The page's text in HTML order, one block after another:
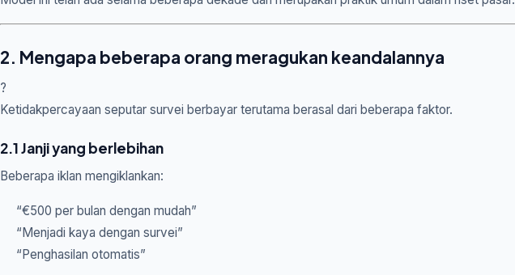
2. Mengapa beberapa orang meragukan keandalannya
?
Ketidakpercayaan seputar survei berbayar terutama berasal dari beberapa faktor.
2.1 Janji yang berlebihan
Beberapa iklan mengiklankan:
“€500 per bulan dengan mudah”
“Menjadi kaya dengan survei”
“Penghasilan otomatis”